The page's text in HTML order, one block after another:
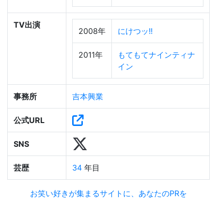
TV出演
2008年 にけつッ!!
2011年
もてもてナインティナ
イン
事務所 吉本興業
公式URL
SNS
芸歴 34 年目
お笑い好きが集まるサイトに、あなたのPRを